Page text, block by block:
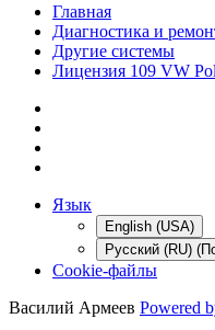
Главная
Диагностика и
Другие системы
Лицензия 109 VW
Язык
English (USA)
Русский (RU)
Cookie-файлы
Василий Армеев Powered